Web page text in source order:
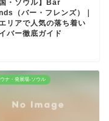
国・ソウル】Bar
（バー・フレンズ）｜
リアで人気の落ち着い
バー徹底ガイド
ナ・発展場-ソウル